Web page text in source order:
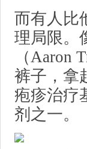
而有人比
理局限。
（Aaron
裤子，拿
疱疹治疗
剂之一。